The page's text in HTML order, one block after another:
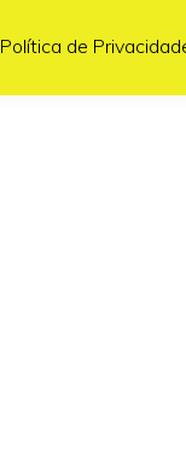
Política de